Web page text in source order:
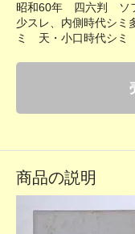
昭和60年 四六判 ソ
少スレ、内側時代シ
ミ 天・小口時代シミ
商品の説明